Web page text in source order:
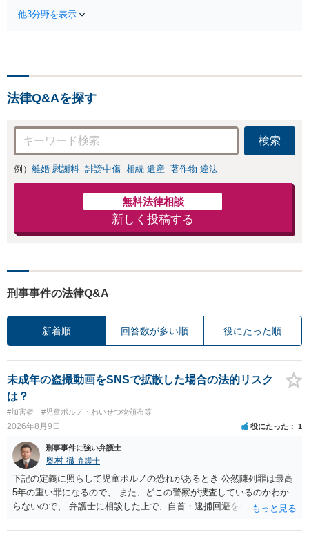
しい地域の皆さまも、
休日対応可】
他3分野を表示
法律Q&Aを探す
検索
例） 離婚 慰謝料 誹謗中傷 相続 遺産 著作物 違法
無料法律相談
新しく投稿する
刑事事件の法律Q&A
新着順 回答数が多い順 役にたった順
未成年の盗撮動画をSNSで拡散した場合の法的リスク
は？
#加害者 #児童ポルノ・わいせつ物頒布等
2026年8月9日 役にたった 1
刑事事件に強い弁護士
奥村 徹 弁護士
下記の定義に照らして児童ポルノの恐れがあるとき 公然陳列罪は最高
5年の重い罪になるので、 また、どこの警察が捜査しているのかわか
らないので、 弁護士に相談した上で、自首・逮捕回避を検討して下さ
童の性的な部位（性器等若しくはその周辺部、臀でん部又は胸部をい